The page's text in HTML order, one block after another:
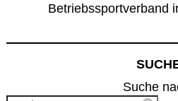
Betriebssportverband
Suche